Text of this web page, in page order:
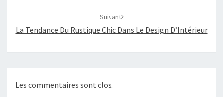
Suivant
La Tendance Du Rustique Chic Dans Le Design D’Intérieur
Les commentaires sont clos.